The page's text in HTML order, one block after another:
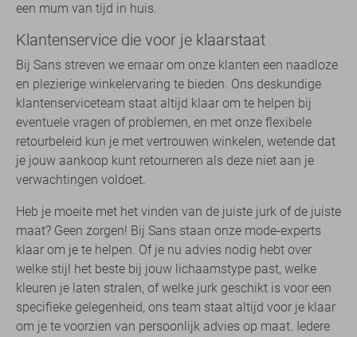
een mum van tijd in huis.
Klantenservice die voor je klaarstaat
Bij Sans streven we ernaar om onze klanten een naadloze
en plezierige winkelervaring te bieden. Ons deskundige
klantenserviceteam staat altijd klaar om te helpen bij
eventuele vragen of problemen, en met onze flexibele
retourbeleid kun je met vertrouwen winkelen, wetende dat
je jouw aankoop kunt retourneren als deze niet aan je
verwachtingen voldoet.
Heb je moeite met het vinden van de juiste jurk of de juiste
maat? Geen zorgen! Bij Sans staan onze mode-experts
klaar om je te helpen. Of je nu advies nodig hebt over
welke stijl het beste bij jouw lichaamstype past, welke
kleuren je laten stralen, of welke jurk geschikt is voor een
specifieke gelegenheid, ons team staat altijd voor je klaar
om je te voorzien van persoonlijk advies op maat. Iedere